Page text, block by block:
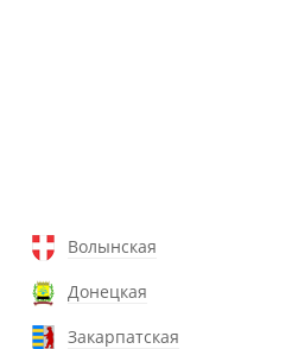
Волынская
Донецкая
Закарпатская